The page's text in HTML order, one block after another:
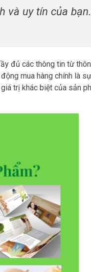
và uy tín của
đủ các thông tin từ
mua hàng chính là
trị khác biệt của sản